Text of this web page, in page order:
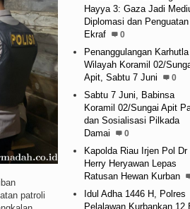
patroli
Hayya 3: Gaza Jadi
Diplomasi dan Penguatan
Ekraf
0
Penanggulangan Karhutla
Wilayah Koramil 02/
Apit, Sabtu 7 Juni
0
Sabtu 7 Juni, Babinsa
Koramil 02/Sungai Apit
dan Sosialisasi Pilkada
Damai
0
Kapolda Riau Irjen Pol Dr
Herry Heryawan Lepas
Ratusan Hewan Kurban
Idul Adha 1446 H, Polres
Pelalawan Kurbankan 12